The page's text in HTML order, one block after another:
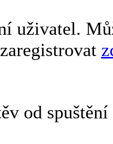
uživatel.
od spuštění